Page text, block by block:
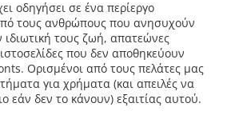
οδηγήσει σε ένα περίεργο
τους ανθρώπους που ανησυχούν
ιδιωτική τους ζωή, απατεώνες
που δεν αποθηκεύουν
Ορισμένοι από τους πελάτες μας
για χρήματα (και απειλές να
εάν δεν το κάνουν) εξαιτίας αυτού.